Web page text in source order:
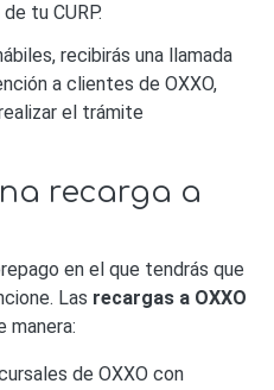
tu CURP.
recibirás una llamada
a clientes de OXXO,
el trámite
recarga a
en el que tendrás que
Las recargas a OXXO
manera:
de OXXO con